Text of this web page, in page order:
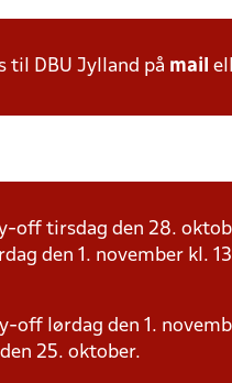
til DBU Jylland på mail
off tirsdag den 28.
den 1. november kl.
off lørdag den 1.
25. oktober.